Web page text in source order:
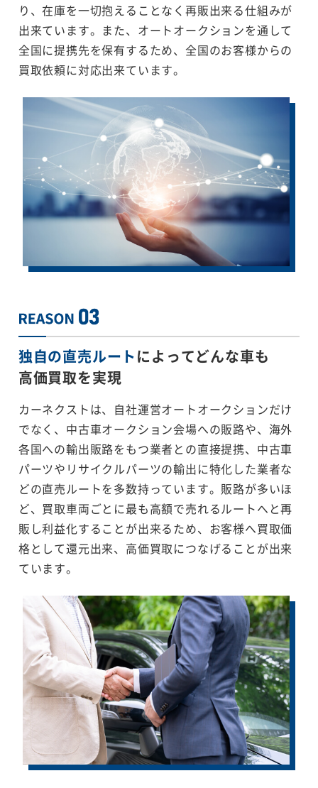
り、在庫を一切抱えることなく再販出来る仕組みが
出来ています。また、オートオークションを通して
全国に提携先を保有するため、全国のお客様からの
買取依頼に対応出来ています。
独自の直売ルートによってどんな車も
高価買取を実現
カーネクストは、自社運営オートオークションだけ
でなく、中古車オークション会場への販路や、海外
各国への輸出販路をもつ業者との直接提携、中古車
パーツやリサイクルパーツの輸出に特化した業者な
どの直売ルートを多数持っています。販路が多いほ
ど、買取車両ごとに最も高額で売れるルートへと再
販し利益化することが出来るため、お客様へ買取価
格として還元出来、高価買取につなげることが出来
ています。